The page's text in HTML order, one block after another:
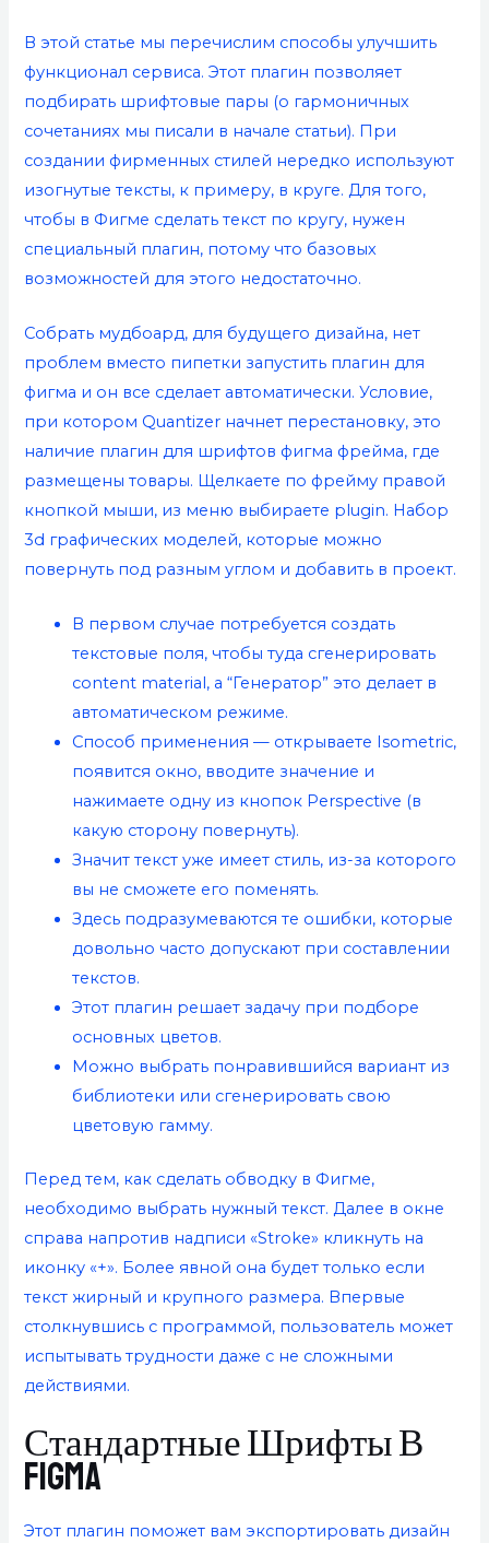
В этой статье мы перечислим способы улучшить
функционал сервиса. Этот плагин позволяет
подбирать шрифтовые пары (о гармоничных
сочетаниях мы писали в начале статьи). При
создании фирменных стилей нередко используют
изогнутые тексты, к примеру, в круге. Для того,
чтобы в Фигме сделать текст по кругу, нужен
специальный плагин, потому что базовых
возможностей для этого недостаточно.
Собрать мудбоард, для будущего дизайна, нет
проблем вместо пипетки запустить плагин для
фигма и он все сделает автоматически. Условие,
при котором Quantizer начнет перестановку, это
наличие плагин для шрифтов фигма фрейма, где
размещены товары. Щелкаете по фрейму правой
кнопкой мыши, из меню выбираете plugin. Набор
3d графических моделей, которые можно
повернуть под разным углом и добавить в проект.
В первом случае потребуется создать
текстовые поля, чтобы туда сгенерировать
content material, а “Генератор” это делает в
автоматическом режиме.
Способ применения — открываете Isometric,
появится окно, вводите значение и
нажимаете одну из кнопок Perspective (в
какую сторону повернуть).
Значит текст уже имеет стиль, из-за которого
вы не сможете его поменять.
Здесь подразумеваются те ошибки, которые
довольно часто допускают при составлении
текстов.
Этот плагин решает задачу при подборе
основных цветов.
Можно выбрать понравившийся вариант из
библиотеки или сгенерировать свою
цветовую гамму.
Перед тем, как сделать обводку в Фигме,
необходимо выбрать нужный текст. Далее в окне
справа напротив надписи «Stroke» кликнуть на
иконку «+». Более явной она будет только если
текст жирный и крупного размера. Впервые
столкнувшись с программой, пользователь может
испытывать трудности даже с не сложными
действиями.
Стандартные Шрифты В
Figma
Этот плагин поможет вам экспортировать дизайн